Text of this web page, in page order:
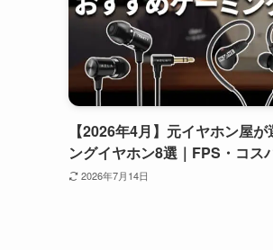
【2026年4月】元イヤホン屋
ングイヤホン8選｜FPS・コス
2026年7月14日